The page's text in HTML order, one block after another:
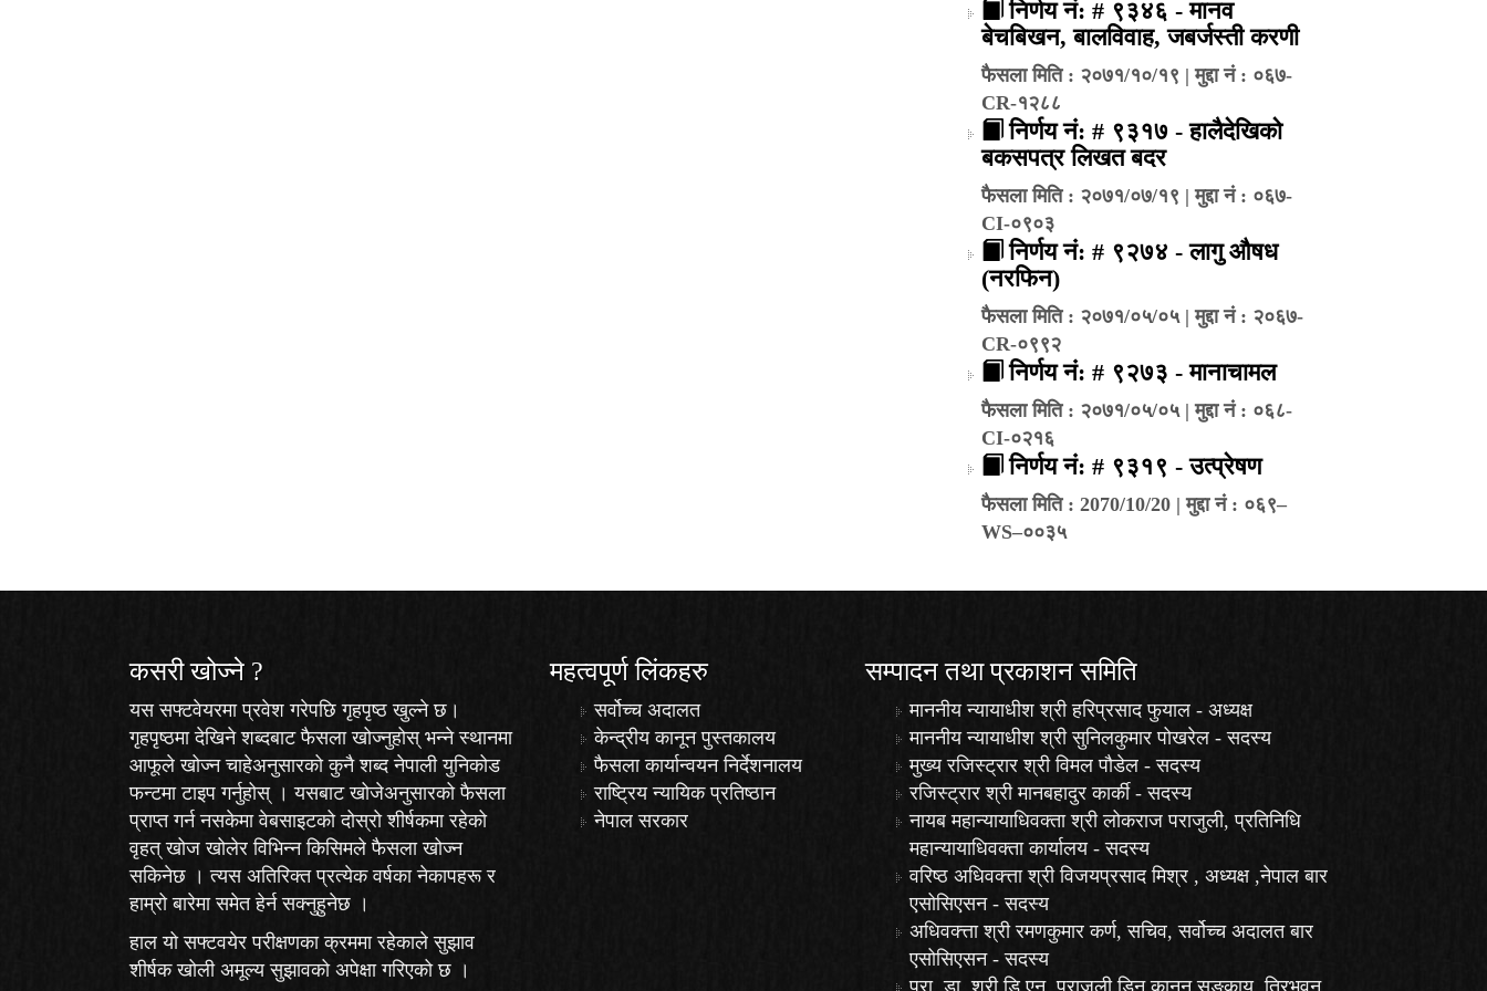
निर्णय नं: # ९३४६ - मानव
बेचबिखन, बालविवाह, जबर्जस्ती करणी
फैसला मिति : २०७१/१०/१९ | मुद्दा नं : ०६७-
CR-१२८८
निर्णय नं: # ९३१७ - हालैदेखिको
बकसपत्र लिखत बदर
फैसला मिति : २०७१/०७/१९ | मुद्दा नं : ०६७-
CI-०९०३
निर्णय नं: # ९२७४ - लागु औषध
(नरफिन)
फैसला मिति : २०७१/०५/०५ | मुद्दा नं : २०६७-
CR-०९९२
निर्णय नं: # ९२७३ - मानाचामल
फैसला मिति : २०७१/०५/०५ | मुद्दा नं : ०६८-
CI-०२१६
निर्णय नं: # ९३१९ - उत्प्रेषण
फैसला मिति : 2070/10/20 | मुद्दा नं : ०६९–
WS–००३५
कसरी खोज्‍ने ?
यस सफ्टवेयरमा प्रवेश गरेपछि गृहपृष्ठ खुल्ने छ।
गृहपृष्ठमा देखिने शब्दबाट फैसला खोज्नुहोस् भन्ने स्थानमा
आफूले खोज्न चाहेअनुसारको कुनै शब्द नेपाली युनिकोड
फन्टमा टाइप गर्नुहोस् । यसबाट खोजेअनुसारको फैसला
प्राप्त गर्न नसकेमा वेबसाइटको दोस्रो शीर्षकमा रहेको
वृहत् खोज खोलेर विभिन्न किसिमले फैसला खोज्न
सकिनेछ । त्यस अतिरिक्त प्रत्येक वर्षका नेकापहरू र
हाम्रो बारेमा समेत हेर्न सक्नुहुनेछ ।
हाल यो सफ्टवयेर परीक्षणका क्रममा रहेकालेसुझाव
शीर्षक खोली अमूल्य सुझावको अपेक्षा गरिएको छ ।
महत्वपूर्ण लिंकहरु
सर्वोच्च अदालत
केन्द्रीय कानून पुस्तकालय
फैसला कार्यान्वयन निर्देशनालय
राष्ट्रिय न्यायिक प्रतिष्ठान
नेपाल सरकार
सम्पादन तथा प्रकाशन समिति
माननीय न्यायाधीश श्री हरिप्रसाद फुयाल - अध्यक्ष
माननीय न्यायाधीश श्री सुनिलकुमार पोखरेल - सदस्य
मुख्य रजिस्ट्रार श्री विमल पौडेल - सदस्य
रजिस्ट्रार श्री मानबहादुर कार्की - सदस्य
नायब महान्यायाधिवक्ता श्री लोकराज पराजुली, प्रतिनिधि
महान्यायाधिवक्ता कार्यालय - सदस्य
वरिष्ठ अधिवक्त्ता श्री विजयप्रसाद मिश्र , अध्यक्ष ,नेपाल बार
एसोसिएसन - सदस्य
अधिवक्त्ता श्री रमणकुमार कर्ण, सचिव, सर्वोच्च अदालत बार
एसोसिएसन - सदस्य
प्रा. डा. श्री डि.एन. पराजुली,डिन,कानुन सङकाय, त्रिभुवन